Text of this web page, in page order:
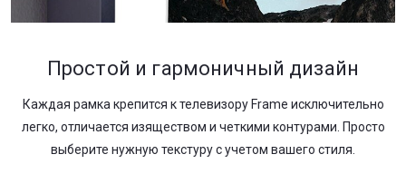
Простой и гармоничный дизайн
Каждая рамка крепится к телевизору Frame исключительно
легко, отличается изяществом и четкими контурами. Просто
выберите нужную текстуру с учетом вашего стиля.